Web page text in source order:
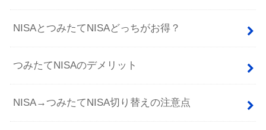
NISAとつみたてNISAどっちがお得？
つみたてNISAのデメリット
NISA→つみたてNISA切り替えの注意点